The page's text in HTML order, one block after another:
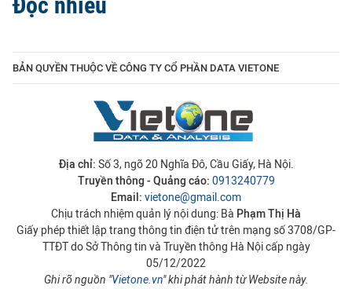
BẢN QUYỀN THUỘC VỀ CÔNG TY CỔ PHẦN DATA VIETONE
Địa chỉ: Số 3, ngõ 20 Nghĩa Đô, Cầu Giấy, Hà Nội.
Truyền thông - Quảng cáo: 0913240779
Email: vietone@gmail.com
Chịu trách nhiệm quản lý nội dung: Bà Phạm Thị Hà
Giấy phép thiết lập trang thông tin điện tử trên mạng số 3708/GP-
TTĐT do Sở Thông tin và Truyền thông Hà Nội cấp ngày
05/12/2022
Ghi rõ nguồn "Vietone.vn" khi phát hành từ Website này.